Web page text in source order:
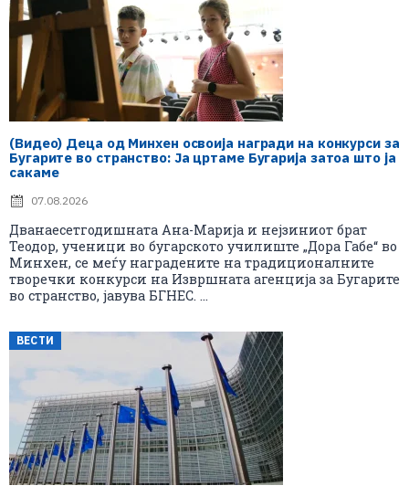
(Видео) Деца од Минхен освоија награди на конкурси за
Бугарите во странство: Ја цртаме Бугарија затоа што ја
сакаме
07.08.2026
Дванаесетгодишната Ана-Марија и нејзиниот брат
Теодор, ученици во бугарското училиште „Дора Габе“ во
Минхен, се меѓу наградените на традиционалните
творечки конкурси на Извршната агенција за Бугарите
во странство, јавува БГНЕС. ...
ВЕСТИ